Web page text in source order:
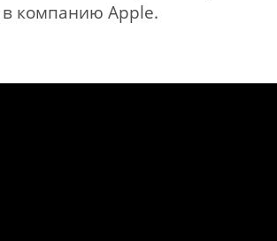
компанию Apple.